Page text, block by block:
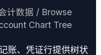
计数据 / Browse
Chart Tree
账、凭证行提供树状